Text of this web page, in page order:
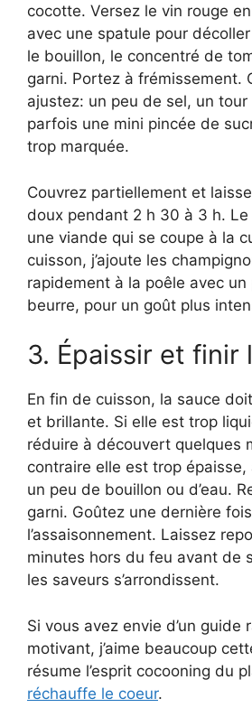
cocotte. Versez le vin rouge
avec une spatule pour
le bouillon, le concentré de
garni. Portez à frémissement.
ajustez: un peu de sel, un
parfois une mini pincée de
trop marquée.
Couvrez partiellement et
doux pendant 2 h 30 à 3 h. Le
une viande qui se coupe à la
cuisson, j’ajoute les
rapidement à la poêle avec
beurre, pour un goût plus
3. Épaissir et finir
En fin de cuisson, la sauce
et brillante. Si elle est trop
réduire à découvert quelques
contraire elle est trop
un peu de bouillon ou d’eau.
garni. Goûtez une dernière
l’assaisonnement. Laissez
minutes hors du feu avant de
les saveurs s’arrondissent.
Si vous avez envie d’un guide
motivant, j’aime beaucoup
résume l’esprit cocooning du
réchauffe le coeur.